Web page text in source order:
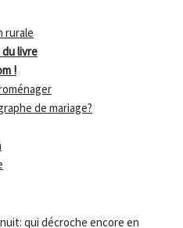
rurale
livre
!
de mariage?
qui décroche encore en